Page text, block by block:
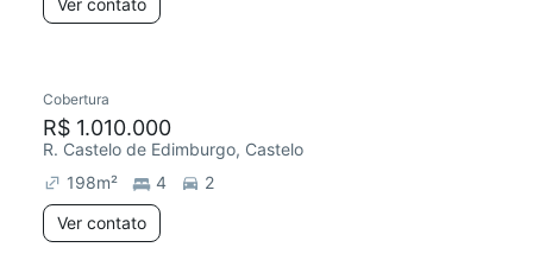
Ver contato
Cobertura
R$ 1.010.000
R. Castelo de Edimburgo, Castelo
198m² 4
2
Ver contato